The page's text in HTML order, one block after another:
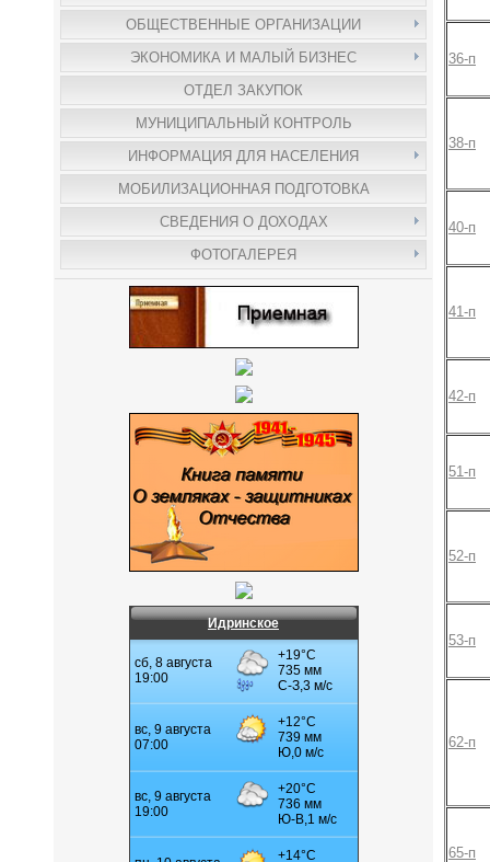
ОБЩЕСТВЕННЫЕ ОРГАНИЗАЦИИ
ЭКОНОМИКА И МАЛЫЙ БИЗНЕС
ОТДЕЛ ЗАКУПОК
МУНИЦИПАЛЬНЫЙ КОНТРОЛЬ
ИНФОРМАЦИЯ ДЛЯ НАСЕЛЕНИЯ
МОБИЛИЗАЦИОННАЯ ПОДГОТОВКА
СВЕДЕНИЯ О ДОХОДАХ
ФОТОГАЛЕРЕЯ
Идринское
36-п
38-п
40-п
41-п
42-п
51-п
52-п
53-п
62-п
65-п